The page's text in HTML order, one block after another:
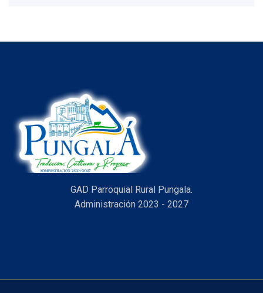
GAD Parroquial Rural Pungala.
Administración 2023 - 2027